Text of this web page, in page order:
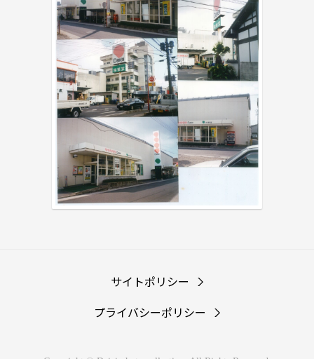
サイトポリシー
プライバシーポリシー